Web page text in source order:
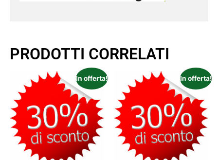
PRODOTTI CORRELATI
In offerta! In offerta!